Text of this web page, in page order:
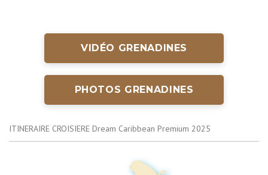
VIDÉO GRENADINES
PHOTOS GRENADINES
ITINERAIRE CROISIERE Dream Caribbean Premium 2025